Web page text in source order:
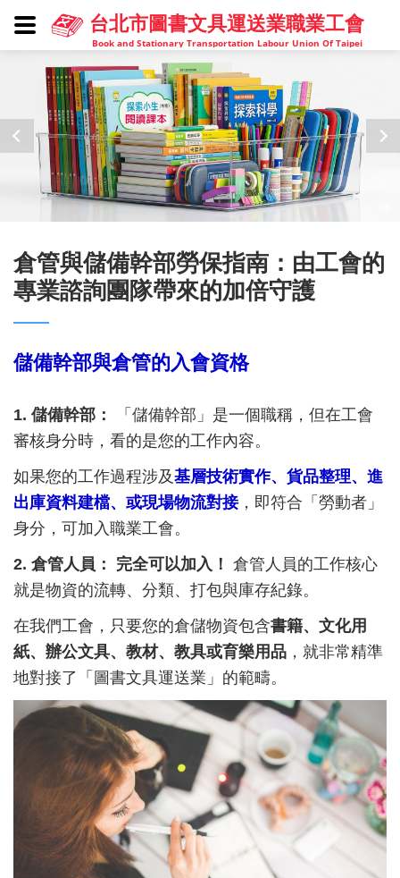
台北市圖書文具運送業職業工會
Book and Stationary Transportation Labour Union Of Taipei
倉管與儲備幹部勞保指南：由工會的
專業諮詢團隊帶來的加倍守護
儲備幹部與倉管的入會資格
1. 儲備幹部：
「儲備幹部」是一個職稱，但在工會
審核身分時，看的是您的工作內容。
如果您的工作過程涉及基層技術實作、貨品整理、進
出庫資料建檔、或現場物流對接，即符合「勞動者」
身分，可加入職業工會。
2. 倉管人員：
完全可以加入！ 倉管人員的工作核心
就是物資的流轉、分類、打包與庫存紀錄。
在我們工會，只要您的倉儲物資包含書籍、文化用
紙、辦公文具、教材、教具或育樂用品 ，就非常精準
地對接了「圖書文具運送業」的範疇。